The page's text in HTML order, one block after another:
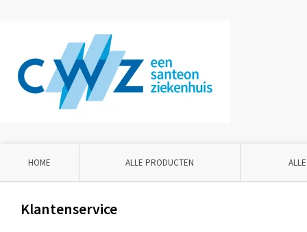
HOME ALLE PRODUCTEN
Klantenservice